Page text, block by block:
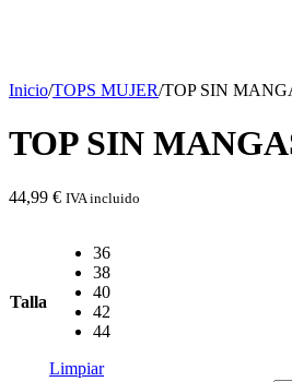
Inicio/TOPS MUJER/TOP SIN
TOP SIN
44,99 € IVA incluido
Talla
36
38
40
42
44
Limpiar